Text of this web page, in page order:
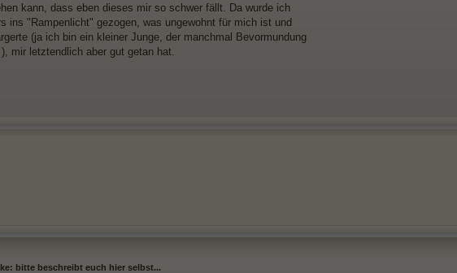
kann, dass eben dieses mir so schwer fällt. Da wurde ich
ins "Rampenlicht" gezogen, was ungewohnt für mich ist und
(ja ich bin ein kleiner Junge, der manchmal Bevormundung
), mir letztendlich aber gut getan hat.
bitte beschreibt euch hier selbst...